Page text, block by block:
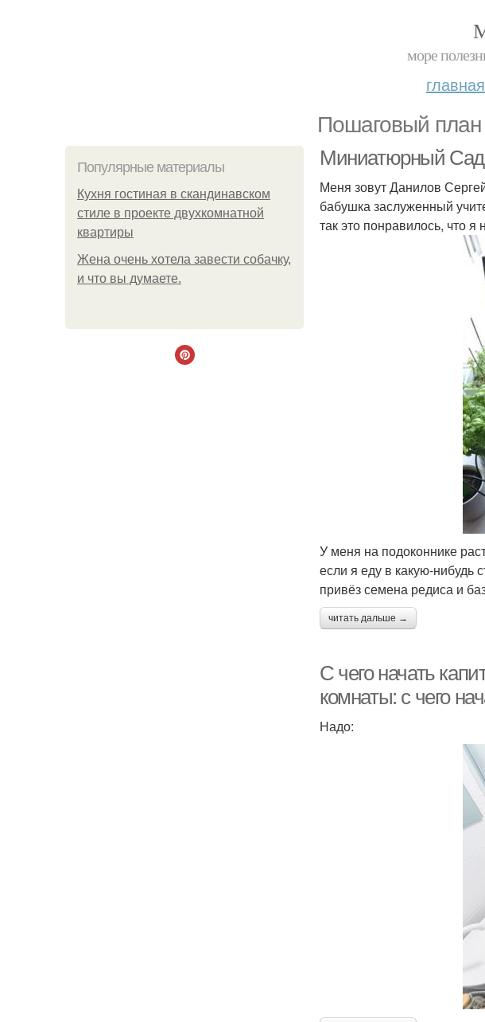
море
главная
Пошаговый план
Популярные материалы
Кухня гостиная в скандинавском
стиле в проекте двухкомнатной
квартиры
Жена очень хотела завести собачку,
и что вы думаете.
Миниатюрный Сад
Меня зовут Данилов
бабушка заслуженный
так это понравилось, что
У меня на подоконнике
если я еду в какую-нибудь
привёз семена редиса и
читать дальше →
С чего начать
комнаты: с чего
Надо: